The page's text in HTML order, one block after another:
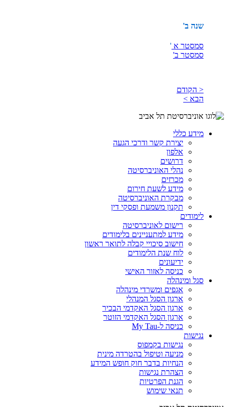
שנה ב'
סמסטר א '
סמסטר ב'
< הקודם
הבא >
מידע כללי
יצירת קשר ודרכי הגעה
אלפון
דרושים
נהלי האוניברסיטה
מכרזים
מידע לשעת חירום
מבקרת האוניברסיטה
תקנון משמעת ופסקי דין
לימודים
רישום לאוניברסיטה
מידע למתעניינים בלימודים
חישוב סיכויי קבלה לתואר ראשון
לוח שנת הלימודים
ידיעונים
כניסה לאזור האישי
סגל ומינהלה
אגפים ומשרדי מינהלה
ארגון הסגל המנהלי
ארגון הסגל האקדמי הבכיר
ארגון הסגל האקדמי הזוטר
כניסה ל-My Tau
נגישות
נגישות בקמפוס
מניעה וטיפול בהטרדה מינית
הנחיות בדבר חוק חופש המידע
הצהרת נגישות
הגנת הפרטיות
תנאי שימוש